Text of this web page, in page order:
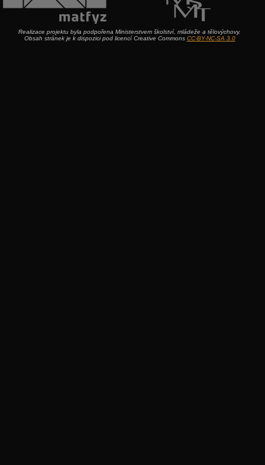
Realizace projektu byla podpořena Ministerstvem školství, mládeže a tělovýchovy.
Obsah stránek je k dispozici pod licencí Creative Commons CC-BY-NC-SA 3.0